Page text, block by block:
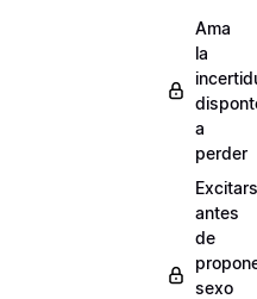
Ama
la
a
perder
antes
de
sexo